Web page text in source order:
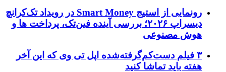
رونمایی از استیج Smart Money در رویداد تک‌کرانچ
دیسراپ ۲۰۲۶؛ بررسی آینده فین‌تک، پرداخت‌ ها و
هوش مصنوعی
۳ فیلم دست‌کم‌گرفته‌شده اپل تی وی که این آخر
هفته باید تماشا کنید